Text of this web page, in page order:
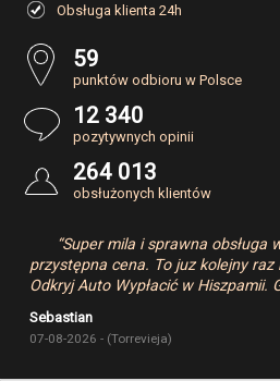
Obsługa klienta 24h
59
punktów odbioru w Polsce
12 340
pozytywnych opinii
264 013
obsłużonych klientów
“Super mila i sprawna obsługa
przystępna cena. To juz kolejny raz
Odkryj Auto Wypłacić w Hiszpamii.
Sebastian
07-08-2026 - (Torrevieja)